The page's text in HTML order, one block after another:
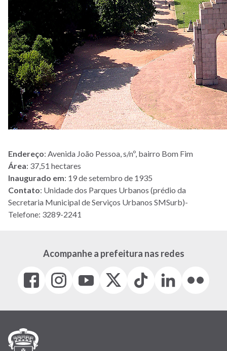
Endereço: Avenida João Pessoa, s/nº, bairro Bom Fim
Área: 37,51 hectares
Inaugurado em: 19 de setembro de 1935
Contato: Unidade dos Parques Urbanos (prédio da
Secretaria Municipal de Serviços Urbanos SMSurb)-
Telefone: 3289-2241
Acompanhe a prefeitura nas redes
Facebook
(link
em
janela)
Instagram
(link
em
(link
em
(Antigo
(link
Tiktok
(link
em
LinkedIn
(link
em
(link
em